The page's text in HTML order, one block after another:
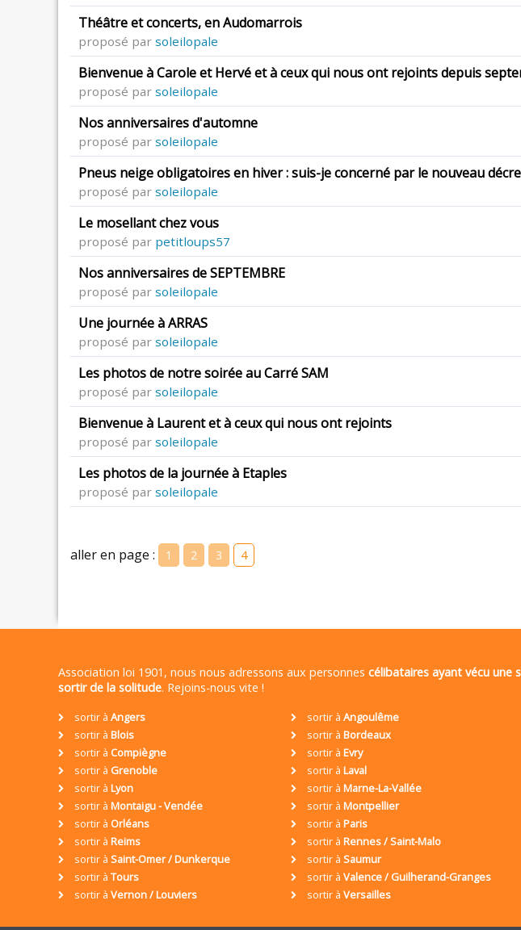
Théâtre et concerts, en Audomarrois
proposé par soleilopale
Bienvenue à Carole et Hervé et à ceux qui nous ont rejoints depuis
proposé par soleilopale
Nos anniversaires d'automne
proposé par soleilopale
Pneus neige obligatoires en hiver : suis-je concerné par le nouveau
proposé par soleilopale
Le mosellant chez vous
proposé par petitloups57
Nos anniversaires de SEPTEMBRE
proposé par soleilopale
Une journée à ARRAS
proposé par soleilopale
Les photos de notre soirée au Carré SAM
proposé par soleilopale
Bienvenue à Laurent et à ceux qui nous ont rejoints
proposé par soleilopale
Les photos de la journée à Etaples
proposé par soleilopale
aller en page : 1 2 3 4
Association loi 1901, nous nous adressons aux personnes célibataires ayant vécu une
sortir de la solitude. Rejoins-nous vite !
sortir à Angers sortir à Angoulême
sortir à Blois sortir à Bordeaux
sortir à Compiègne sortir à Evry
sortir à Grenoble sortir à Laval
sortir à Lyon sortir à Marne-La-Vallée
sortir à Montaigu - Vendée sortir à Montpellier
sortir à Orléans sortir à Paris
sortir à Reims sortir à Rennes / Saint-Malo
sortir à Saint-Omer / Dunkerque sortir à Saumur
sortir à Tours sortir à Valence / Guilherand-Granges
sortir à Vernon / Louviers sortir à Versailles